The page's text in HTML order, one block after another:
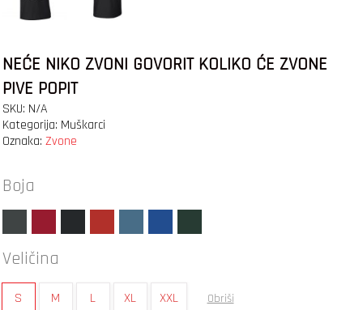
NEĆE NIKO ZVONI GOVORIT KOLIKO ĆE ZVONE
PIVE POPIT
SKU: N/A
Kategorija: Muškarci
Oznaka: Zvone
Boja
Veličina
S M L XL XXL Obriši